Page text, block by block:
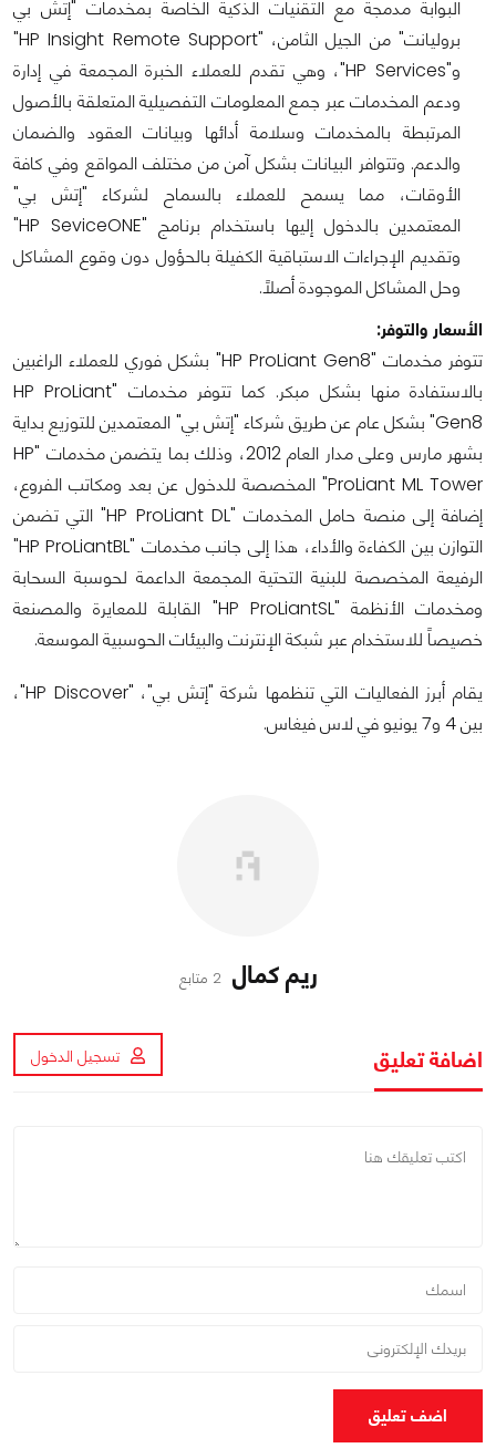
البوابة مدمجة مع التقنيات الذكية الخاصة بمخدمات "إتش بي
بروليانت" من الجيل الثامن، "HP Insight Remote Support"
و"HP Services"، وهي تقدم للعملاء الخبرة المجمعة في إدارة
ودعم المخدمات عبر جمع المعلومات التفصيلية المتعلقة بالأصول
المرتبطة بالمخدمات وسلامة أدائها وبيانات العقود والضمان
والدعم. وتتوافر البيانات بشكل آمن من مختلف المواقع وفي كافة
الأوقات، مما يسمح للعملاء بالسماح لشركاء "إتش بي"
المعتمدين بالدخول إليها باستخدام برنامج "HP SeviceONE"
وتقديم الإجراءات الاستباقية الكفيلة بالحؤول دون وقوع المشاكل
وحل المشاكل الموجودة أصلاً.
الأسعار والتوفر:
تتوفر مخدمات "HP ProLiant Gen8" بشكل فوري للعملاء الراغبين
بالاستفادة منها بشكل مبكر. كما تتوفر مخدمات "HP ProLiant
Gen8" بشكل عام عن طريق شركاء "إتش بي" المعتمدين للتوزيع بداية
بشهر مارس وعلى مدار العام 2012، وذلك بما يتضمن مخدمات "HP
ProLiant ML Tower" المخصصة للدخول عن بعد ومكاتب الفروع،
إضافة إلى منصة حامل المخدمات "HP ProLiant DL" التي تضمن
التوازن بين الكفاءة والأداء، هذا إلى جانب مخدمات "HP ProLiantBL"
الرفيعة المخصصة للبنية التحتية المجمعة الداعمة لحوسبة السحابة
ومخدمات الأنظمة "HP ProLiantSL" القابلة للمعايرة والمصنعة
خصيصاً للاستخدام عبر شبكة الإنترنت والبيئات الحوسبية الموسعة.
يقام أبرز الفعاليات التي تنظمها شركة "إتش بي"، "HP Discover"،
بين 4 و7 يونيو في لاس فيغاس.
ريم كمال 2 متابع
اضافة تعليق تسجيل الدخول
اضف تعليق